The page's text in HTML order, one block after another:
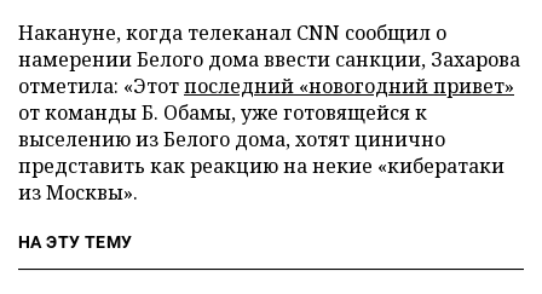
Накануне, когда телеканал CNN сообщил о
намерении Белого дома ввести санкции, Захарова
отметила: «Этотпоследний «новогодний привет»
от команды Б. Обамы, уже готовящейся к
выселению из Белого дома, хотят цинично
представить как реакцию на некие «кибератаки
из Москвы».
НА ЭТУ ТЕМУ